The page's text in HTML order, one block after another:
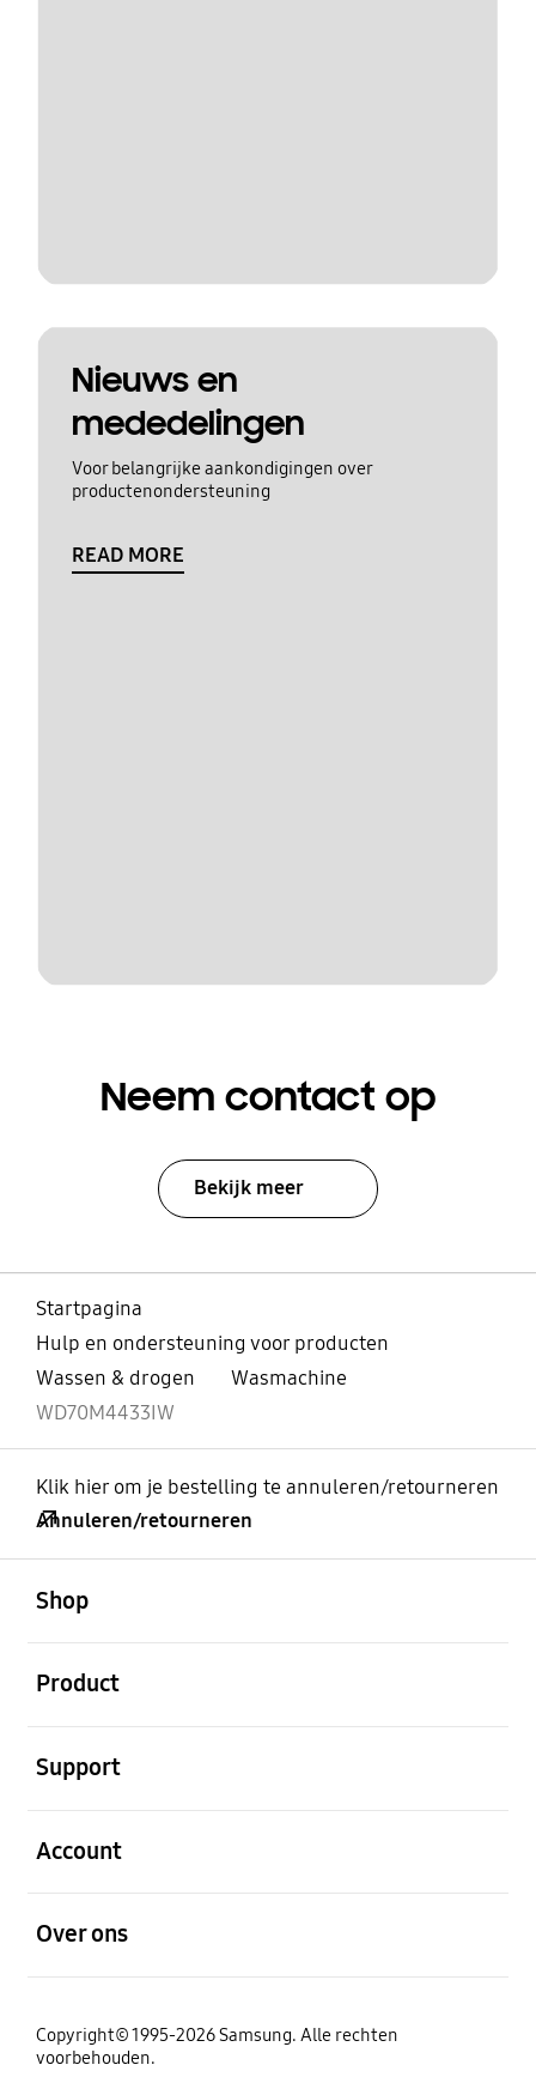
Nieuws en
mededelingen
Voor belangrijke aankondigingen over
productenondersteuning
READ MORE
Neem contact op
Bekijk meer
Startpagina
Hulp en ondersteuning voor producten
Wassen & drogen
Wasmachine
WD70M4433IW
Klik hier om je bestelling te annuleren/retourneren
Annuleren/retourneren
Shop
Product
Support
Account
Over ons
Copyright© 1995-2026 Samsung. Alle rechten
voorbehouden.